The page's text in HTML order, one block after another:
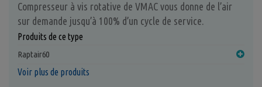
Compresseur à vis rotative de VMAC vous donne de l’air
sur demande jusqu’à 100% d’un cycle de service.
Produits de ce type
Raptair60
Voir plus de produits